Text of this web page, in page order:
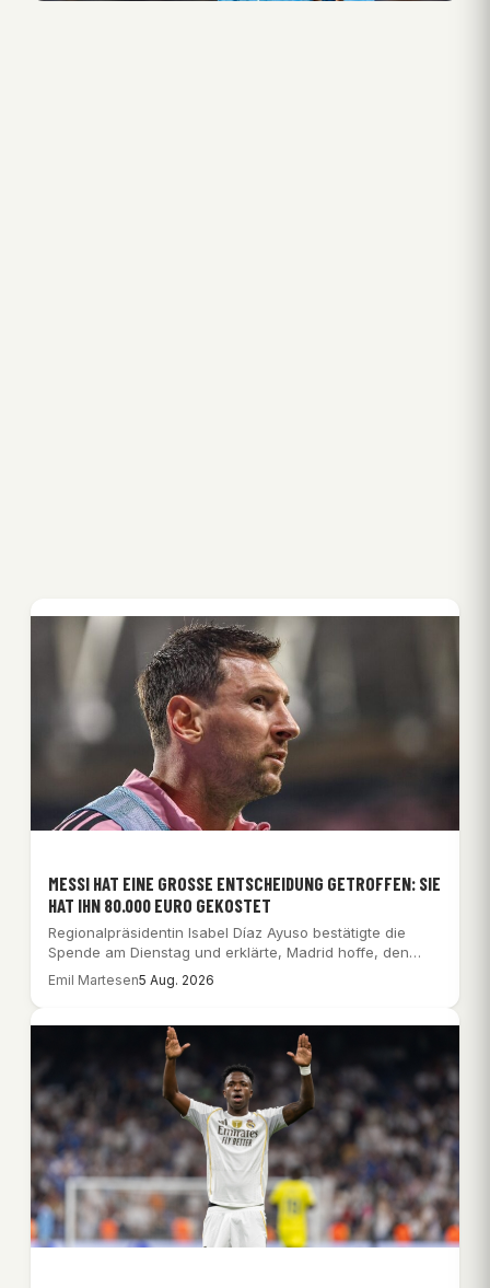
MESSI HAT EINE GROSSE ENTSCHEIDUNG GETROFFEN: SIE H
AT IHN 80.000 EURO GEKOSTET
Regionalpräsidentin Isabel Díaz Ayuso bestätigte die
Spende am Dienstag und erklärte, Madrid hoffe, den
argentinischen…
Emil Martesen5 Aug. 2026